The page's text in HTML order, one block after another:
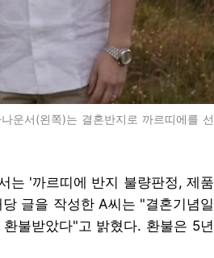
운서(왼쪽)는 결혼반지로 까르띠에를 선
는 '까르띠에 반지 불량판정, 제품
글을 작성한 A씨는 "결혼기념일
불받았다"고 밝혔다. 환불은 5년